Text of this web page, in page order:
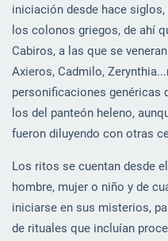
iniciación desde hace
los colonos griegos, de ahí
Cabiros, a las que se
Axieros, Cadmilo,
personificaciones genéricas
los del panteón heleno,
fueron diluyendo con otras
Los ritos se cuentan desde
hombre, mujer o niño y de
iniciarse en sus misterios,
de rituales que incluían